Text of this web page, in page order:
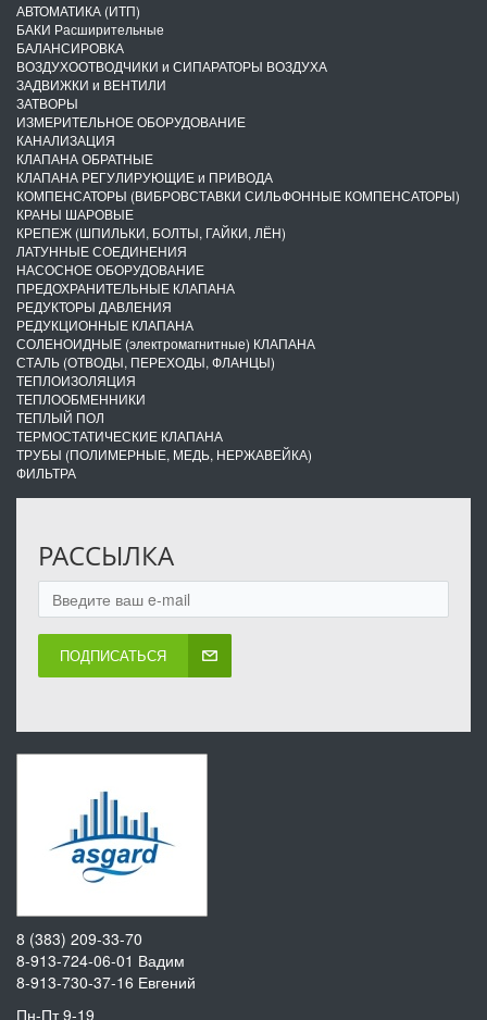
АВТОМАТИКА (ИТП)
БАКИ Расширительные
БАЛАНСИРОВКА
ВОЗДУХООТВОДЧИКИ и СИПАРАТОРЫ ВОЗДУХА
ЗАДВИЖКИ и ВЕНТИЛИ
ЗАТВОРЫ
ИЗМЕРИТЕЛЬНОЕ ОБОРУДОВАНИЕ
КАНАЛИЗАЦИЯ
КЛАПАНА ОБРАТНЫЕ
КЛАПАНА РЕГУЛИРУЮЩИЕ и ПРИВОДА
КОМПЕНСАТОРЫ (ВИБРОВСТАВКИ СИЛЬФОННЫЕ КОМПЕНСАТОРЫ)
КРАНЫ ШАРОВЫЕ
КРЕПЕЖ (ШПИЛЬКИ, БОЛТЫ, ГАЙКИ, ЛЁН)
ЛАТУННЫЕ СОЕДИНЕНИЯ
НАСОСНОЕ ОБОРУДОВАНИЕ
ПРЕДОХРАНИТЕЛЬНЫЕ КЛАПАНА
РЕДУКТОРЫ ДАВЛЕНИЯ
РЕДУКЦИОННЫЕ КЛАПАНА
СОЛЕНОИДНЫЕ (электромагнитные) КЛАПАНА
СТАЛЬ (ОТВОДЫ, ПЕРЕХОДЫ, ФЛАНЦЫ)
ТЕПЛОИЗОЛЯЦИЯ
ТЕПЛООБМЕННИКИ
ТЕПЛЫЙ ПОЛ
ТЕРМОСТАТИЧЕСКИЕ КЛАПАНА
ТРУБЫ (ПОЛИМЕРНЫЕ, МЕДЬ, НЕРЖАВЕЙКА)
ФИЛЬТРА
РАССЫЛКА
ПОДПИСАТЬСЯ
8 (383) 209-33-70
8-913-724-06-01 Вадим
8-913-730-37-16 Евгений
Пн-Пт 9-19